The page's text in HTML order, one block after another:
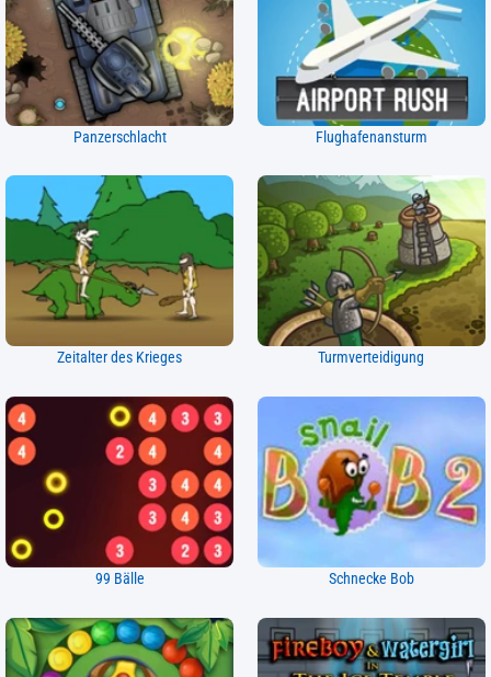
Panzerschlacht Flughafenansturm
Zeitalter des Krieges Turmverteidigung
99 Bälle Schnecke Bob